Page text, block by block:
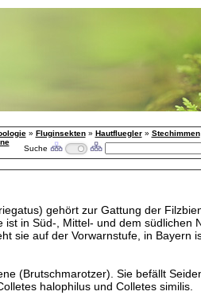
» Fluginsekten» Hautfluegler» Stechimmen
Suche
gehört zur Gattung der
ist in Süd-, Mittel- und dem südlichen
sie auf der Vorwarnstufe, in Bayern
(Brutschmarotzer). Sie befällt
halophilus und Colletes similis.